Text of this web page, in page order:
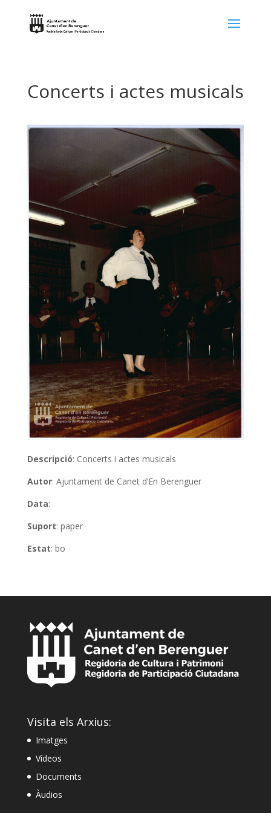
Concerts i actes musicals
Descripció: Concerts i actes musicals
Autor: Ajuntament de Canet d’En Berenguer
Data:
Suport: paper
Estat: bo
Visita els Arxius:
Imatges
Vídeos
Documents
Àudios